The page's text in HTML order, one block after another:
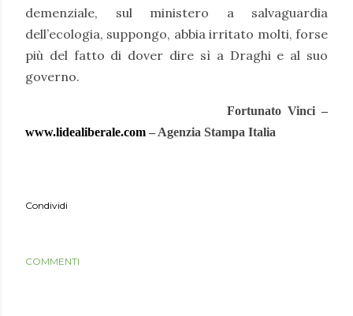
demenziale, sul ministero a salvaguardia
dell’ecologia, suppongo, abbia irritato molti, forse
più del fatto di dover dire sì a Draghi e al suo
governo.
Fortunato Vinci –
www.lidealiberale.com – Agenzia Stampa Italia
Condividi
COMMENTI